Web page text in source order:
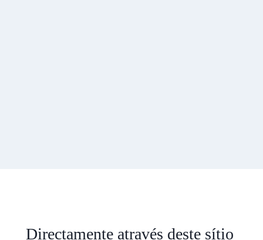
Directamente através deste sítio